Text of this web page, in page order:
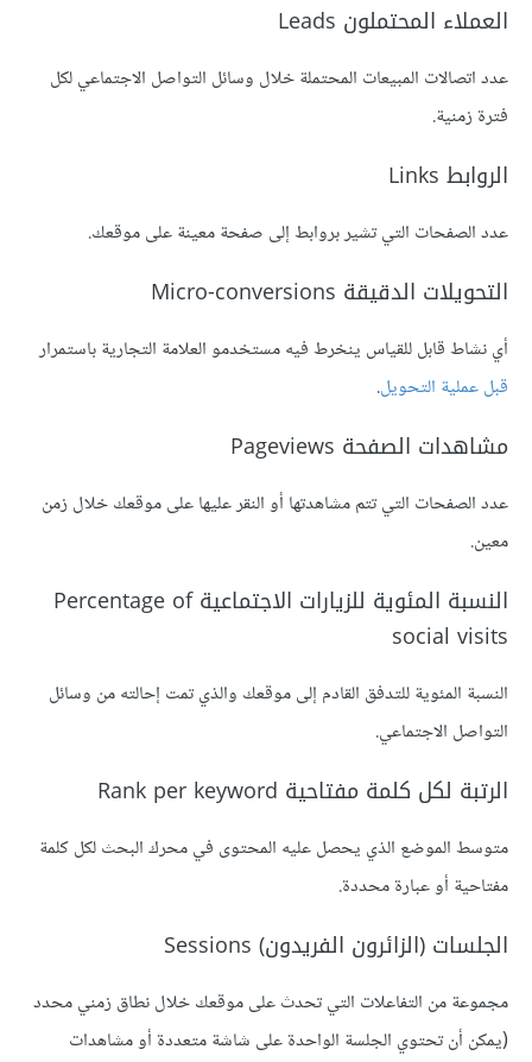
العملاء المحتملون Leads
عدد اتصالات المبيعات المحتملة خلال وسائل التواصل الاجتماعي لكل
فترة زمنية.
الروابط Links
عدد الصفحات التي تشير بروابط إلى صفحة معينة على موقعك.
التحويلات الدقيقة Micro-conversions
أي نشاط قابل للقياس ينخرط فيه مستخدمو العلامة التجارية باستمرار
قبل عملية التحويل.
مشاهدات الصفحة Pageviews
عدد الصفحات التي تتم مشاهدتها أو النقر عليها على موقعك خلال زمن
معين.
النسبة المئوية للزيارات الاجتماعية Percentage of
social visits
النسبة المئوية للتدفق القادم إلى موقعك والذي تمت إحالته من وسائل
التواصل الاجتماعي.
الرتبة لكل كلمة مفتاحية Rank per keyword
متوسط الموضع الذي يحصل عليه المحتوى في محرك البحث لكل كلمة
مفتاحية أو عبارة محددة.
الجلسات (الزائرون الفريدون) Sessions
مجموعة من التفاعلات التي تحدث على موقعك خلال نطاق زمني محدد
(يمكن أن تحتوي الجلسة الواحدة على شاشة متعددة أو مشاهدات